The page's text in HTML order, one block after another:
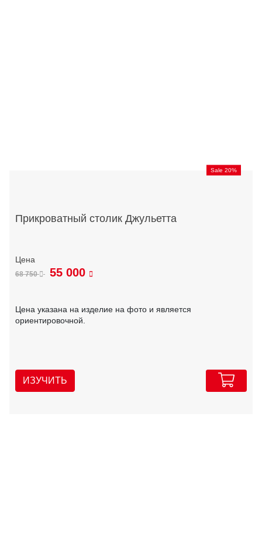
Sale 20%
Прикроватный столик Джульетта
68 750 55 000
Цена указана на изделие на фото и является
ориентировочной.
ИЗУЧИТЬ